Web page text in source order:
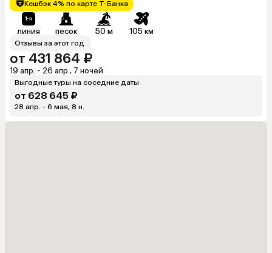
Кешбэк 4% по карте Т-Банка
линия песок 50 м 105 км
Отзывы за этот год
от 431 864 ₽
19 апр. - 26 апр., 7 ночей
Выгодные туры на соседние даты
от 628 645 ₽
28 апр. - 6 мая, 8 н.